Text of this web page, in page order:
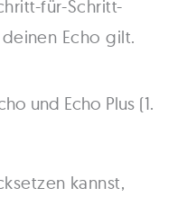
für-Schritt-
Echo gilt.
und Echo Plus (1.
kannst,